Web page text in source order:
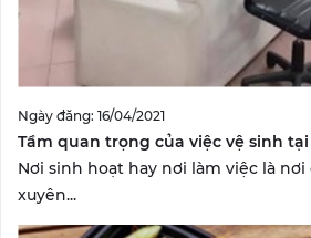
Ngày đăng: 16/04/2021
Tầm quan trọng của việc vệ sinh
Nơi sinh hoạt hay nơi làm việc là
xuyên...